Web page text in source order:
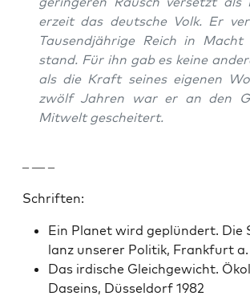
erzeit das deutsche Volk. Er
Tausend­jährige Reich in
stand. Für ihn gab es keine
als die Kraft seines eige­nen
zwölf Jahren war er an den
Mitwelt gescheit­ert.
– — –
Schriften:
Ein Plan­et wird geplün­dert. Die
lanz unser­er Poli­tik, Frank­furt a.
Das irdis­che Gle­ichgewicht.
Daseins, Düs­sel­dorf 1982